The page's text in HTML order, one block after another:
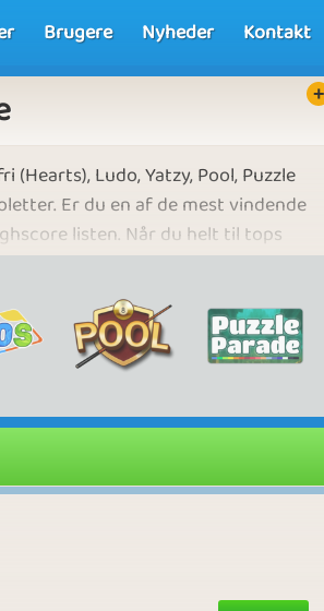
Brugere Nyheder Kontakt
Ludo, Yatzy, Pool, Puzzle
Er du en af de mest vindende
listen. Når du helt til tops
liste. Du kan invitere dine
eller aftalt spil under
vil medføre alvorlige